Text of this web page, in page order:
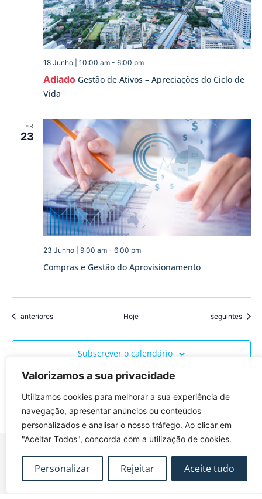
Valorizamos a sua privacidade
Utilizamos cookies para melhorar a sua experiência de
navegação, apresentar anúncios ou conteúdos
personalizados e analisar o nosso tráfego. Ao clicar em
"Aceitar Todos", concorda com a utilização de cookies.
Personalizar Rejeitar Aceite tudo
Adiado Gestão de Ativos – Apreciações do Ciclo de
Vida
18 Junho | 10:00 am- 6:00 pm
TER
23
Compras e Gestão do Aprovisionamento
23 Junho | 9:00 am- 6:00 pm
Eventos
anteriores Hoje Eventos
seguintes
Subscrever o calendário